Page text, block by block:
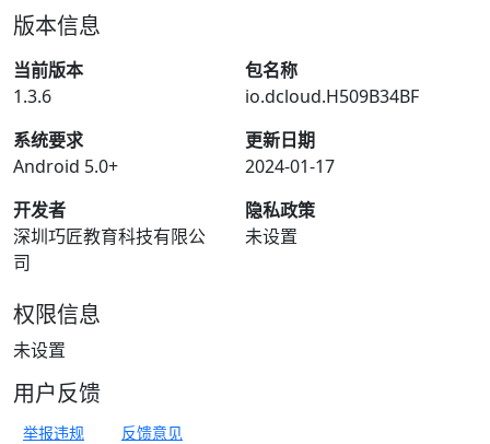
版本信息
当前版本
1.3.6
包名称
io.dcloud.H509B34BF
系统要求
Android 5.0+
更新日期
2024-01-17
开发者
深圳巧匠教育科技有限公
司
隐私政策
未设置
权限信息
未设置
用户反馈
举报违规 反馈意见